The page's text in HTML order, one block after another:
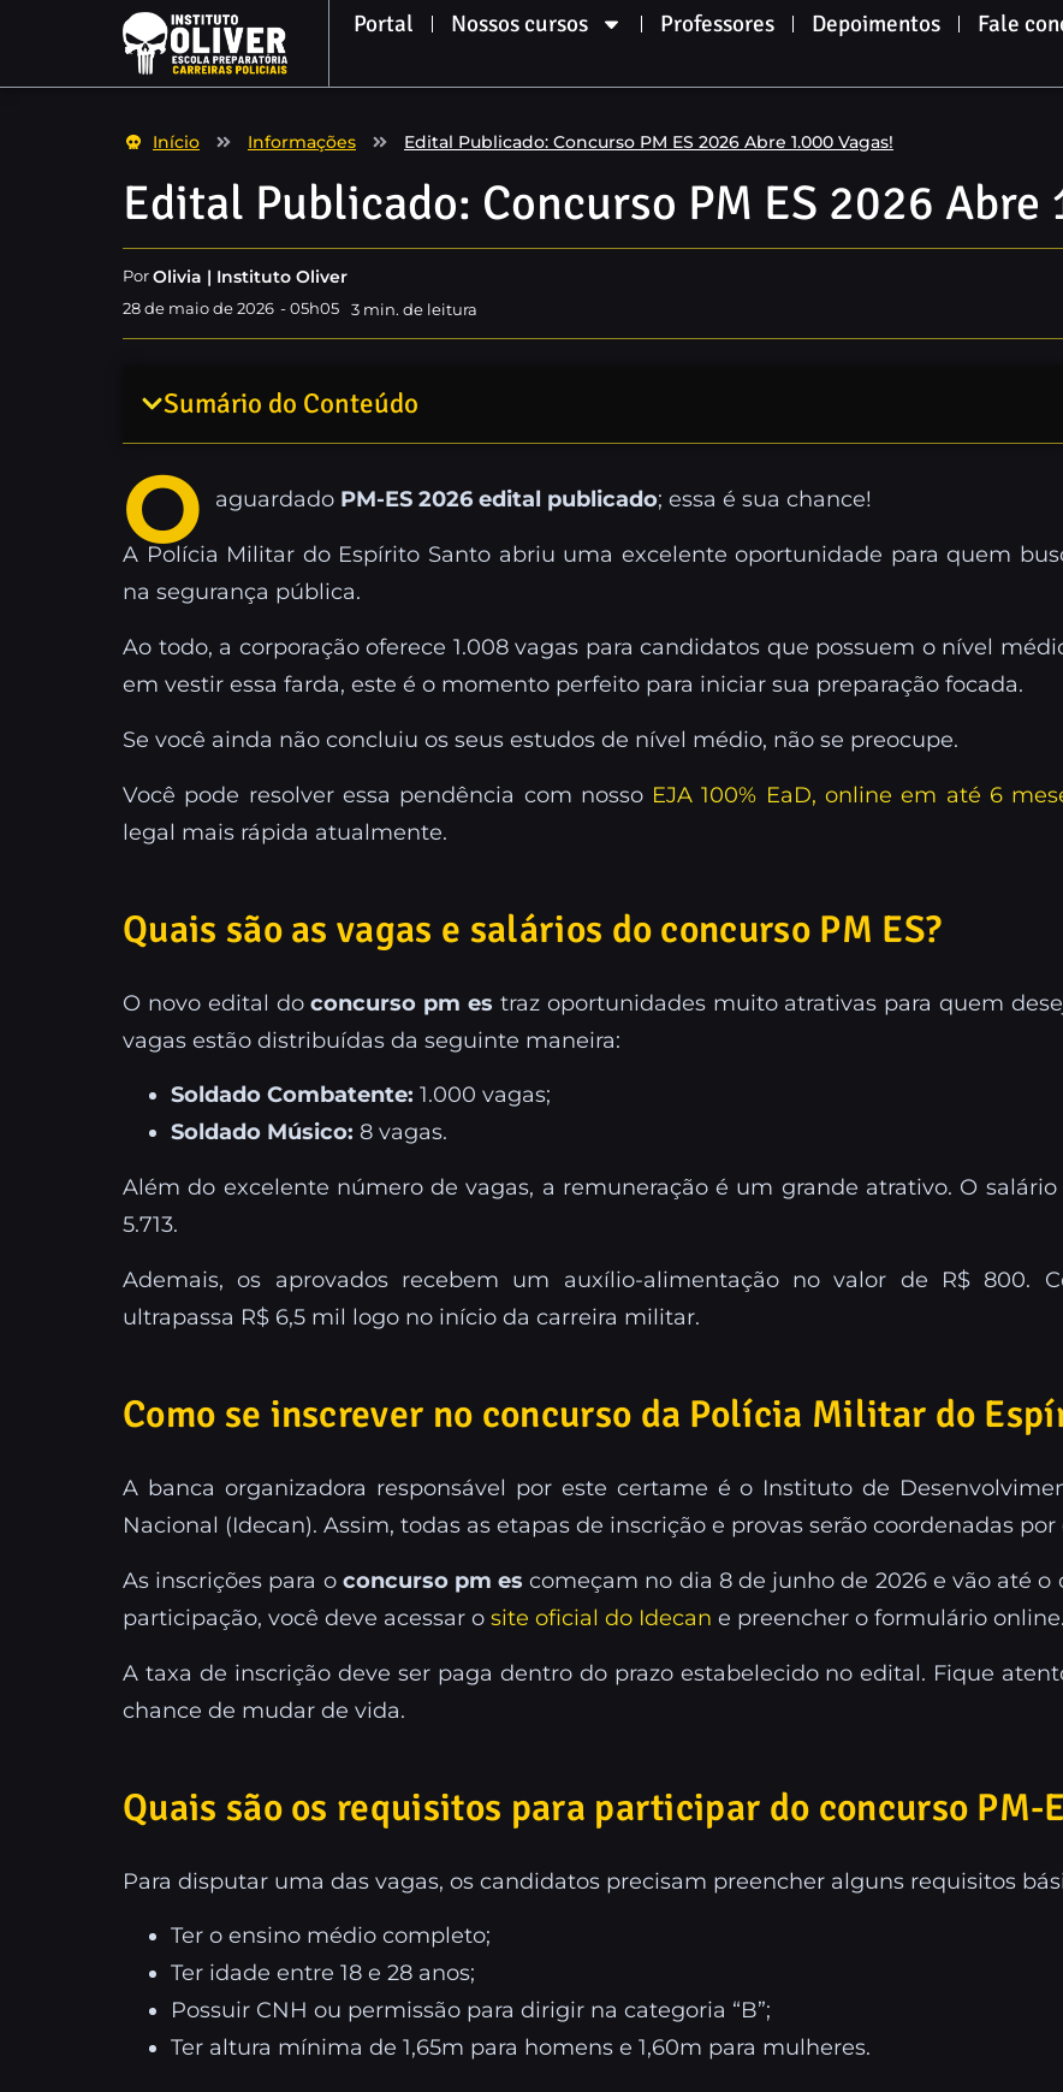
Portal Nossos cursos Professores Depoimentos Fale
Início Informações Edital Publicado: Concurso PM ES 2026 Abre 1.000 Vagas!
Edital Publicado: Concurso PM ES 2026 Abre
Por Olivia | Instituto Oliver
28 de maio de 2026 - 05h05 3 min. de leitura
Sumário do Conteúdo
O aguardado PM-ES 2026 edital publicado; essa é sua chance!
A Polícia Militar do Espírito Santo abriu uma excelente oportunidade para quem
na segurança pública.
Ao todo, a corporação oferece 1.008 vagas para candidatos que possuem o nível
em vestir essa farda, este é o momento perfeito para iniciar sua preparação focada.
Se você ainda não concluiu os seus estudos de nível médio, não se preocupe.
Você pode resolver essa pendência com nosso EJA 100% EaD, online em até 6
legal mais rápida atualmente.
Quais são as vagas e salários do concurso PM ES?
O novo edital doconcurso pm es traz oportunidades muito atrativas para quem
vagas estão distribuídas da seguinte maneira:
Soldado Combatente: 1.000 vagas;
Soldado Músico: 8 vagas.
Além do excelente número de vagas, a remuneração é um grande atrativo. O
5.713.
Ademais, os aprovados recebem um auxílio-alimentação no valor de R$ 800.
ultrapassa R$ 6,5 mil logo no início da carreira militar.
Como se inscrever no concurso da Polícia Militar do
A banca organizadora responsável por este certame é o Instituto de
Nacional (Idecan). Assim, todas as etapas de inscrição e provas serão coordenadas
As inscrições para o concurso pm es começam no dia 8 de junho de 2026 e vão até o
participação, você deve acessar o site oficial do Idecan e preencher o formulário online.
A taxa de inscrição deve ser paga dentro do prazo estabelecido no edital. Fique
chance de mudar de vida.
Quais são os requisitos para participar do concurso
Para disputar uma das vagas, os candidatos precisam preencher alguns requisitos
Ter o ensino médio completo;
Ter idade entre 18 e 28 anos;
Possuir CNH ou permissão para dirigir na categoria “B”;
Ter altura mínima de 1,65m para homens e 1,60m para mulheres.